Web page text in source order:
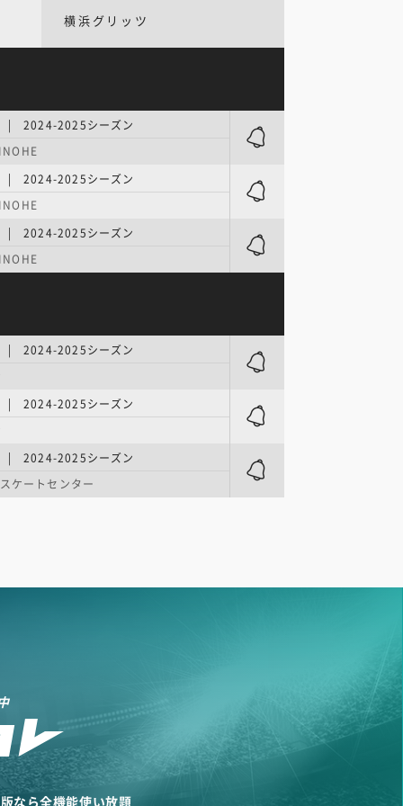
横浜グリッツ
| 2024-2025シーズン
| 2024-2025シーズン
| 2024-2025シーズン
| 2024-2025シーズン
| 2024-2025シーズン
| 2024-2025シーズン
ケートセンター
なら全機能使い放題